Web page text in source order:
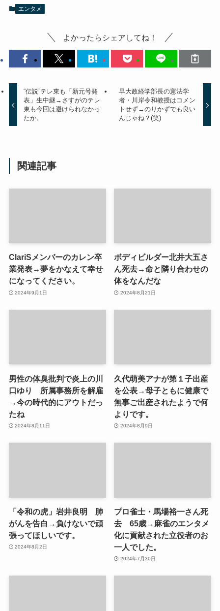
エンタメ
よかったらシェアしてね！
“伝説”テレ東も「新元号発
表」生中継→さすがのテレ
東も今回は避けられなかっ
たか。
早大政経学部長の憲法学
者・川岸令和教授はコメン
トせず→のりかずでも良い
んじゃね？(笑)
関連記事
ClariSメンバーのカレン卒
業発表→夢をかなえて幸せ
になってください。
2024年9月1日
ボディビルダー北井大五さ
ん死去→命と隣り合わせの
体をなんだな
2024年8月21日
男性の体臭批判で炎上の川
口ゆり 所属事務所を解雇
→今の時代的にアウトだっ
たね
2024年8月11日
久代萌美アナが第１子出産
を公表→母子ともに健康で
無事ご出産されたようで何
よりです。
2024年8月9日
「令和の虎」岩井良明 肺
がんを告白→負けないで頑
張ってほしいです。
2024年8月2日
プロ雀士・馬場裕一さん死
去 65歳→麻雀のエンタメ
化に貢献された立役者のお
一人でした。
2024年7月30日